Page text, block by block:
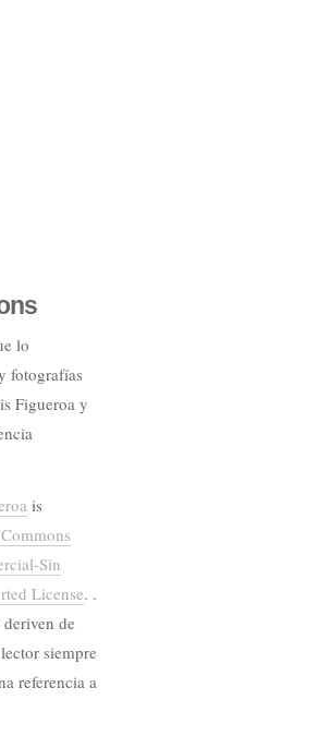
lo
fotografías
Figueroa y
is
Sin
License. .
de
siempre
referencia a